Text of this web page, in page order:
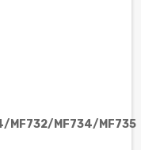
MF732/MF734/MF735